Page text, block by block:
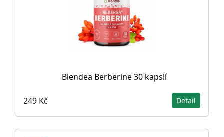
Blendea Berberine 30 kapslí
249 Kč Detail